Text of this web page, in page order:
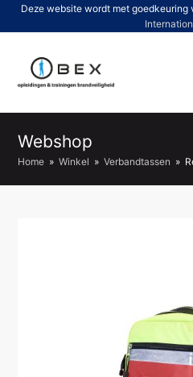
Deze website wordt met goedkeuring
Webshop
Home » Winkel » Verbandtassen »